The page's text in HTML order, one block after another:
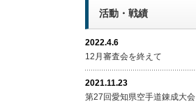
活動・戦績
2022.4.6
12月審査会を終えて
2021.11.23
第27回愛知県空手道錬成大会